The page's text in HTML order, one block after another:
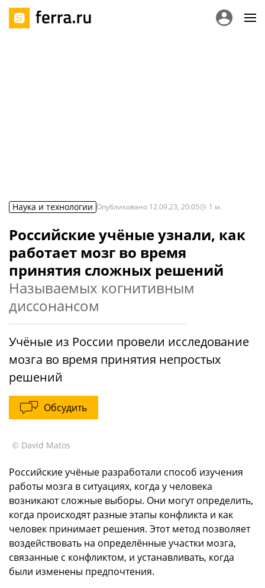
Наука и технологии Опубликовано 12.09.23, 20:05 1 м.
Российские учёные узнали, как
работает мозг во время
принятия сложных решений
Называемых когнитивным
диссонансом
Учёные из России провели исследование
мозга во время принятия непростых
решений
Обсудить
© David Matos
Российские учёные разработали способ изучения
работы мозга в ситуациях, когда у человека
возникают сложные выборы. Они могут определить,
когда происходят разные этапы конфликта и как
человек принимает решения. Этот метод позволяет
воздействовать на определённые участки мозга,
связанные с конфликтом, и устанавливать, когда
были изменены предпочтения.